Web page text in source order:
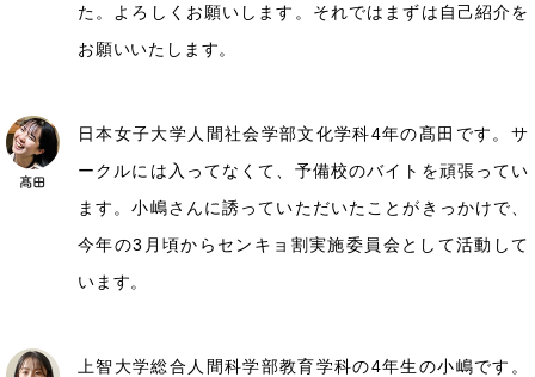
た。よろしくお願いします。それではまずは自己紹介を
お願いいたします。
日本女子大学人間社会学部文化学科4年の髙田です。サ
ークルには入ってなくて、予備校のバイトを頑張ってい
ます。小嶋さんに誘っていただいたことがきっかけで、
今年の3月頃からセンキョ割実施委員会として活動して
います。
上智大学総合人間科学部教育学科の4年生の小嶋です。